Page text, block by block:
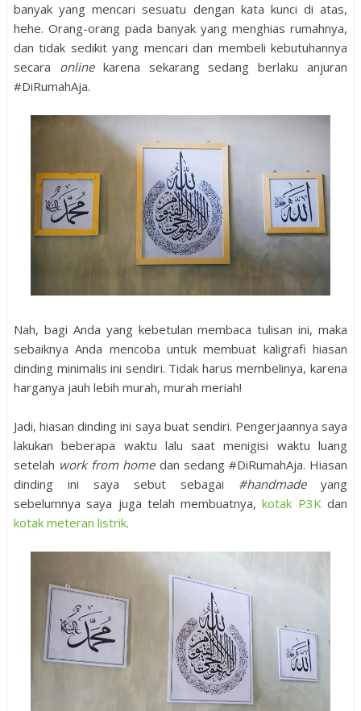
banyak yang mencari sesuatu dengan kata kunci di atas,
hehe. Orang-orang pada banyak yang menghias rumahnya,
dan tidak sedikit yang mencari dan membeli kebutuhannya
secara onlinekarena sekarang sedang berlaku anjuran
#DiRumahAja.
Nah, bagi Anda yang kebetulan membaca tulisan ini, maka
sebaiknya Anda mencoba untuk membuat kaligrafi hiasan
dinding minimalis ini sendiri. Tidak harus membelinya, karena
harganya jauh lebih murah, murah meriah!
Jadi, hiasan dinding ini saya buat sendiri. Pengerjaannya saya
lakukan beberapa waktu lalu saat menigisi waktu luang
setelah work from home dan sedang #DiRumahAja. Hiasan
dinding ini saya sebut sebagai #handmadeyang
sebelumnya saya juga telah membuatnya,kotak P3K dan
kotak meteran listrik.